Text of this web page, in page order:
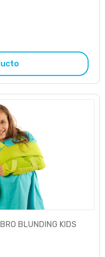
BLUNDING KIDS